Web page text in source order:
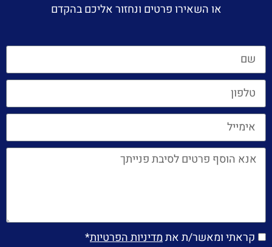
או השאירו פרטים ונחזור אליכם בהקדם
קראתי ומאשר/ת אתמדיניות הפרטיות*